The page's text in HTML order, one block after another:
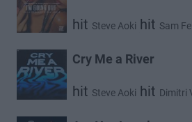
hit Steve Aoki hit Sam
Cry Me a River
hit Steve Aoki hit Dimitri